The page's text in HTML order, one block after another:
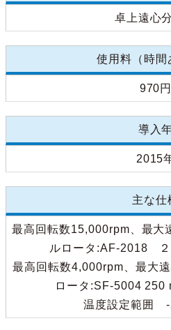
卓上遠心
使用料（時間
970円
導入
2015
主な仕
最高回転数15,000rpm、最大
ルロータ:AF-2018 ２
最高回転数4,000rpm、最大
ロータ:SF-5004 250
温度設定範囲